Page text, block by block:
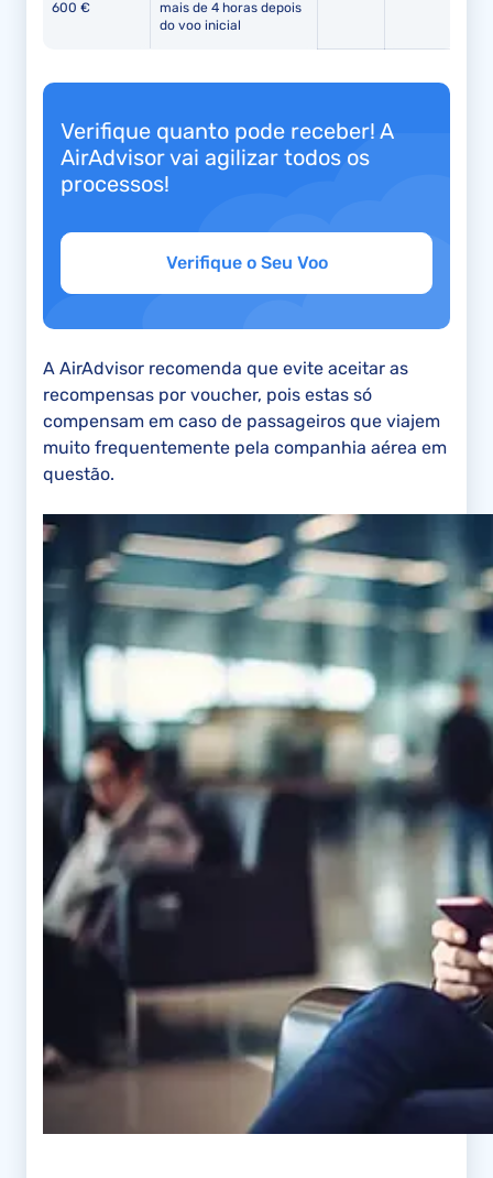
600 €
mais de 4 horas depois
do voo inicial
Verifique quanto pode receber! A
AirAdvisor vai agilizar todos os
processos!
Verifique o Seu Voo
A AirAdvisor recomenda que evite aceitar as
recompensas por voucher, pois estas só
compensam em caso de passageiros que viajem
muito frequentemente pela companhia aérea em
questão.